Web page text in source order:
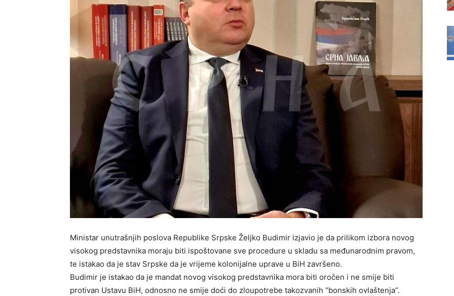
Ministar unutrašnjih poslova Republike Srpske Željko Budimir izjavio je da prilikom izbora novog
visokog predstavnika moraju biti ispoštovane sve procedure u skladu sa međunarodnim pravom,
te istakao da je stav Srpske da je vrijeme kolonijalne uprave u BiH završeno.
Budimir je istakao da je mandat novog visokog predstavnika mora biti oročen i ne smije biti
protivan Ustavu BiH, odnosno ne smije doći do zloupotrebe takozvanih “bonskih ovlaštenja”.